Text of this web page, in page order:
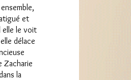
et
elle le voit
délace
Zacharie
la